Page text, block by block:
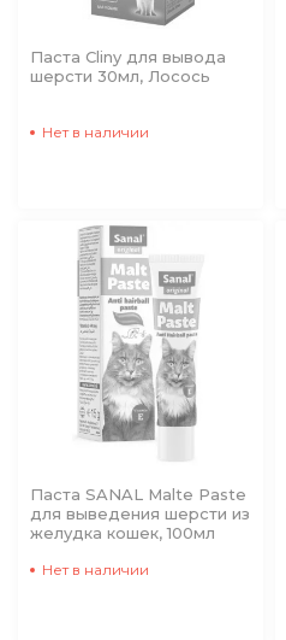
Паста Cliny для вывода
шерсти 30мл, Лосось
Нет в наличии
Паста SANAL Malte Paste
для выведения шерсти из
желудка кошек, 100мл
Нет в наличии